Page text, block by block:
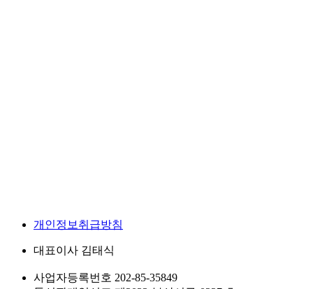
개인정보취급방침
대표이사 김태식
사업자등록번호 202-85-35849